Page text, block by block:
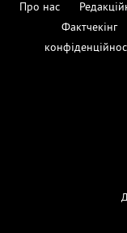
Про нас
Фактчекінг